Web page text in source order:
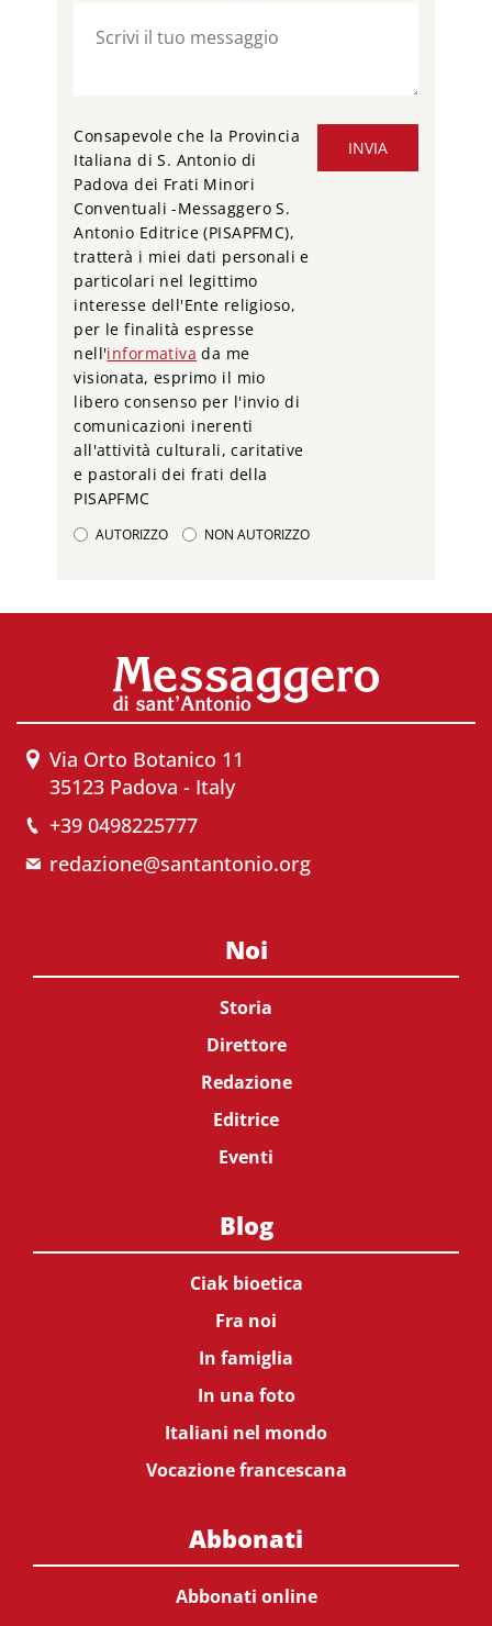
INVIA
Consapevole che la Provincia
Italiana di S. Antonio di
Padova dei Frati Minori
Conventuali -Messaggero S.
Antonio Editrice (PISAPFMC),
tratterà i miei dati personali e
particolari nel legittimo
interesse dell'Ente religioso,
per le finalità espresse
nell'informativa da me
visionata, esprimo il mio
libero consenso per l'invio di
comunicazioni inerenti
all'attività culturali, caritative
e pastorali dei frati della
PISAPFMC
AUTORIZZO NON AUTORIZZO
Via Orto Botanico 11
35123 Padova - Italy
+39 0498225777
redazione@santantonio.org
Noi
Storia
Direttore
Redazione
Editrice
Eventi
Blog
Ciak bioetica
Fra noi
In famiglia
In una foto
Italiani nel mondo
Vocazione francescana
Abbonati
Abbonati online